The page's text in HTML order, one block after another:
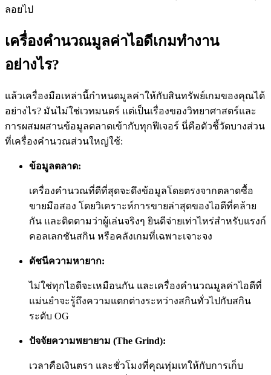
ลอยไป
เครื่องคำนวณมูลค่าไอดีเกมทำงาน
อย่างไร?
แล้วเครื่องมือเหล่านี้กำหนดมูลค่าให้กับสินทรัพย์เกมของคุณได้
อย่างไร? มันไม่ใช่เวทมนตร์ แต่เป็นเรื่องของวิทยาศาสตร์และ
การผสมผสานข้อมูลตลาดเข้ากับทุกฟีเจอร์ นี่คือตัวชี้วัดบางส่วน
ที่เครื่องคำนวณส่วนใหญ่ใช้:
ข้อมูลตลาด:
เครื่องคำนวณที่ดีที่สุดจะดึงข้อมูลโดยตรงจากตลาดซื้อ
ขายมือสอง โดยวิเคราะห์การขายล่าสุดของไอดีที่คล้าย
กัน และติดตามว่าผู้เล่นจริงๆ ยินดีจ่ายเท่าไหร่สำหรับแรงก์
คอลเลกชันสกิน หรือคลังเกมที่เฉพาะเจาะจง
ดัชนีความหายาก:
ไม่ใช่ทุกไอดีจะเหมือนกัน และเครื่องคำนวณมูลค่าไอดีที่
แม่นยำจะรู้ถึงความแตกต่างระหว่างสกินทั่วไปกับสกิน
ระดับ OG
ปัจจัยความพยายาม (The Grind):
เวลาคือเงินตรา และชั่วโมงที่คุณทุ่มเทให้กับการเก็บ